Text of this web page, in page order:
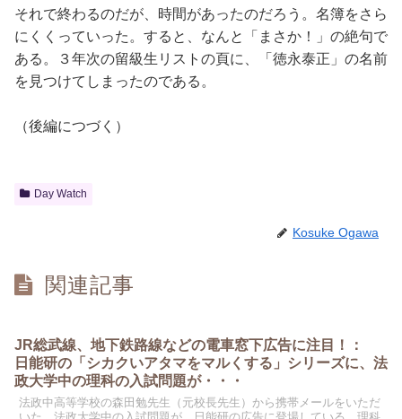
それで終わるのだが、時間があったのだろう。名簿をさら
にくくっていった。すると、なんと「まさか！」の絶句で
ある。３年次の留級生リストの頁に、「徳永泰正」の名前
を見つけてしまったのである。
（後編につづく）
Day Watch
Kosuke Ogawa
関連記事
JR総武線、地下鉄路線などの電車窓下広告に注目！：
日能研の「シカクいアタマをマルくする」シリーズに、法
政大学中の理科の入試問題が・・・
法政中高等学校の森田勉先生（元校長先生）から携帯メールをいただ